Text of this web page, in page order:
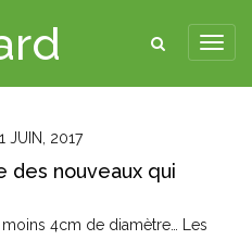
1 JUIN, 2017
des nouveaux qui
4cm de diamètre… Les